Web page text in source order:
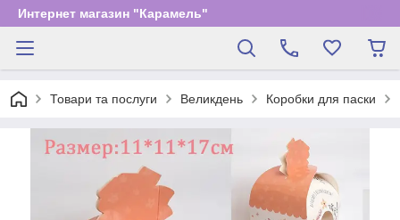
Интернет магазин "Карамель"
Товари та послуги Великдень Коробки для паски